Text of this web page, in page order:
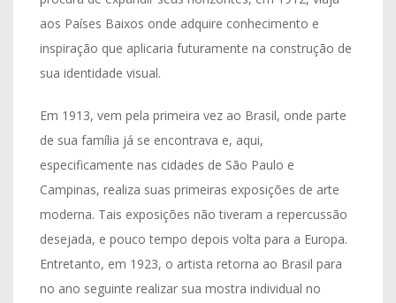
aos Países Baixos onde adquire conhecimento e
inspiração que aplicaria futuramente na construção de
sua identidade visual.
Em 1913, vem pela primeira vez ao Brasil, onde parte
de sua família já se encontrava e, aqui,
especificamente nas cidades de São Paulo e
Campinas, realiza suas primeiras exposições de arte
moderna. Tais exposições não tiveram a repercussão
desejada, e pouco tempo depois volta para a Europa.
Entretanto, em 1923, o artista retorna ao Brasil para
no ano seguinte realizar sua mostra individual no